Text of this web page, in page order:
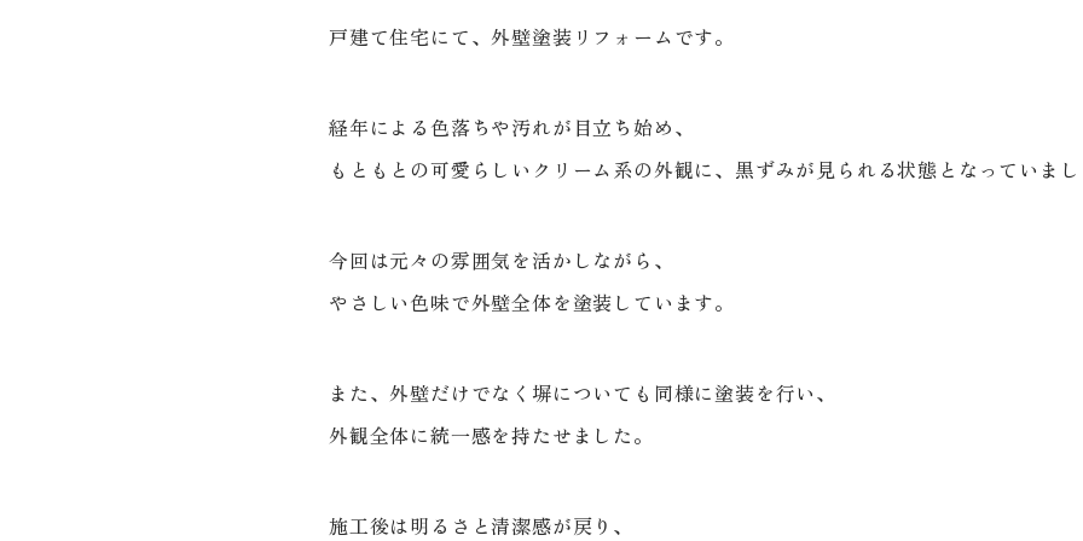
戸建て住宅にて、外壁塗装リフォームです。
経年による色落ちや汚れが目立ち始め、
もともとの可愛らしいクリーム系の外観に、黒ずみが見られる状態となっていま
今回は元々の雰囲気を活かしながら、
やさしい色味で外壁全体を塗装しています。
また、外壁だけでなく塀についても同様に塗装を行い、
外観全体に統一感を持たせました。
施工後は明るさと清潔感が戻り、